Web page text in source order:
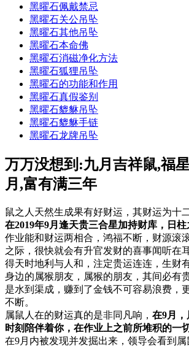
黑曜石佩戴禁忌
黑曜石关公吊坠
黑曜石其他吊坠
黑曜石本命佛
黑曜石消磁净化方法
黑曜石狐狸吊坠
黑曜石的功能和作用
黑曜石真假鉴别
黑曜石貔貅吊坠
黑曜石貔貅手链
黑曜石龙牌吊坠
万万没想到:九月吉祥鼠,福
月,富有满三年
鼠之人天然生成果有好财运，其财运为十
在2019年9月逢天贵三合星加持财库，日
作业能和财运两相合，鸿福不断，财源滚
之际，很快就会有升官发财的喜事闻听在
得天时地利与人和，注定贵运连连，生财
身边的属猴朋友，属猴的朋友，其间必有
是水到渠成，赚到了金钱不可容易浪费，
不断。
属鼠人在的财运真的是非同凡响， 在9月，
时刻陪伴着你，在作业上之前所堆积的一
在9月内被发现并发掘出来，领导会看到